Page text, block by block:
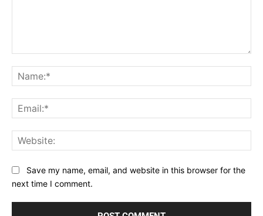
Save my name, email, and website in this browser for the
next time I comment.